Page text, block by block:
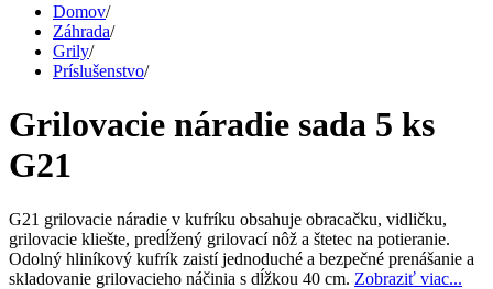
Domov/
Záhrada/
Grily/
Príslušenstvo/
Grilovacie náradie sada 5 ks
G21
G21 grilovacie náradie v kufríku obsahuje obracačku, vidličku,
grilovacie kliešte, predĺžený grilovací nôž a štetec na potieranie.
Odolný hliníkový kufrík zaistí jednoduché a bezpečné prenášanie a
skladovanie grilovacieho náčinia s dĺžkou 40 cm. Zobraziť viac...